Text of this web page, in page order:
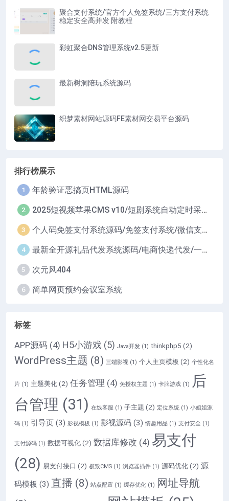
聚合支付系统/官方个人免签系统/三方支付系统
稳定安全高并发 附教程
彩虹聚合DNS管理系统v2.5更新
最新树洞陪玩系统源码
织梦素材网站源码FE素材网交易平台源码
排行榜展示
1 年龄验证恶搞页HTML源码
2 2025短视频苹果CMS v10/短剧系统自动定时采集H5移动端在线影视视频短剧源码小剧场短剧影视源码
3 个人码免签支付系统源码/免签支付系统/微信支付平台
4 最新全开源礼品代发系统源码/电商快递代发/一件代发系统
5 次元风404
6 简单网页预约会议室系统
标签
APP源码 (4) H5小游戏 (5) Java开发 (1) thinkphp5 (2)
WordPress主题 (8) 三端影视 (1) 个人主页模板 (2) 个性化名
片 (1) 主题美化 (2) 任务管理 (4) 免授权主题 (1) 卡牌游戏 (1)
后
台管理 (31) 在线客服 (1) 子主题 (2) 定位系统 (1) 小姐姐源
码 (1) 引导页 (3) 影视模板 (1) 影视源码 (3) 情趣用品 (1) 支付安全 (1)
支付源码 (1) 数据可视化 (2) 数据库修改 (4) 易支付
(28) 易支付接口 (2) 极致CMS (1) 浏览器插件 (1) 源码优化 (2) 源
码模板 (3) 直播 (8) 站点配置 (1) 缓存优化 (1)
网址导航